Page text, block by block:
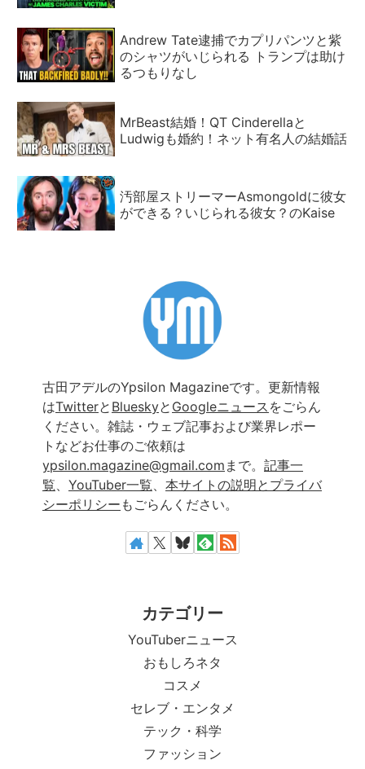
Andrew Tate逮捕でカプリパンツと紫
のシャツがいじられる トランプは助け
るつもりなし
MrBeast結婚！QT Cinderellaと
Ludwigも婚約！ネット有名人の結婚話
汚部屋ストリーマーAsmongoldに彼女
ができる？いじられる彼女？のKaise
古田アデルのYpsilon Magazineです。更新情報
はTwitterと Blueskyと Googleニュース をごらん
ください。雑誌・ウェブ記事および業界レポー
トなどお仕事のご依頼は
ypsilon.magazine@gmail.com まで。 記事一
覧、 YouTuber一覧、 本サイトの説明とプライバ
シーポリシー もごらんください。
カテゴリー
YouTuberニュース
おもしろネタ
コスメ
セレブ・エンタメ
テック・科学
ファッション